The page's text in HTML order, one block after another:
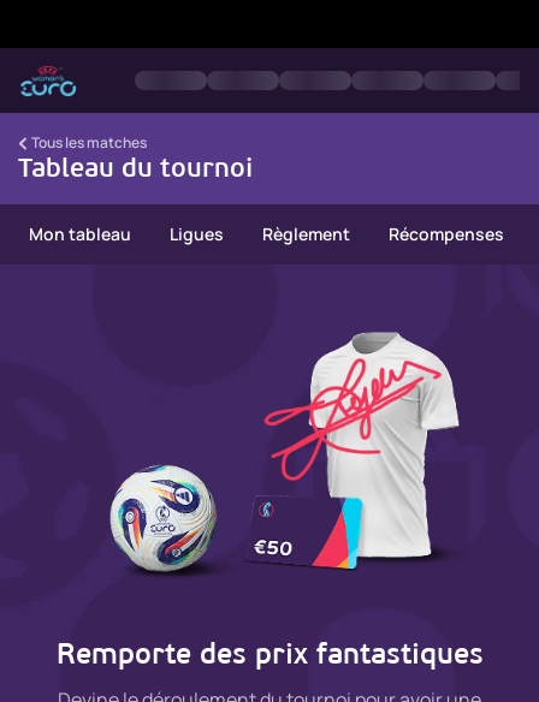
EURO féminin
Tous les matches
Tableau du tournoi
Mon tableau Ligues Règlement Récompenses
Remporte des prix fantastiques